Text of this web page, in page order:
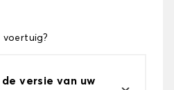
voertuig?
de versie van uw